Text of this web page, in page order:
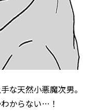
な天然小悪魔次男。
からない…！